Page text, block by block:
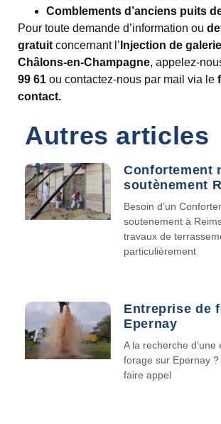
Comblements d’anciens puits
Pour toute demande d’information ou
gratuit concernant l’ Injection de
Châlons-en-Champagne, appelez-
99 61 ou contactez-nous par mail via le
contact.
Autres articles
Confortement
soutènement
Besoin d’un
soutenement à
travaux de
particulièrement
Entreprise de
Epernay
A la recherche d’une
forage sur Epernay ?
faire appel